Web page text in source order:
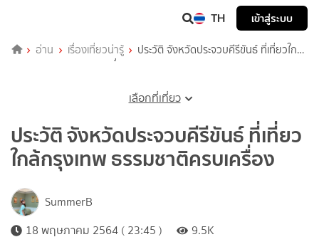
TH เข้าสู่ระบบ
อ่าน เรื่องเที่ยวน่ารู้
ประวัติ จังหวัดประจวบคีรีขันธ์ ที่เที่ยวใกล้
กรุงเทพ ธรรมชาติครบเครื่อง
เลือกที่เที่ยว
ประวัติ จังหวัดประจวบคีรีขันธ์ ที่เที่ยว
ใกล้กรุงเทพ ธรรมชาติครบเครื่อง
SummerB
18 พฤษภาคม 2564 ( 23:45 )
9.5K